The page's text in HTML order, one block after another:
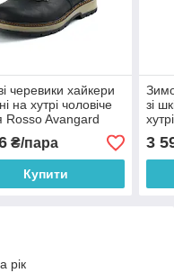
черевики хайкери
на хутрі чоловіче
Rosso Avangard
21st Centry Crazy
₴/пара
Купити
зі
3
рік